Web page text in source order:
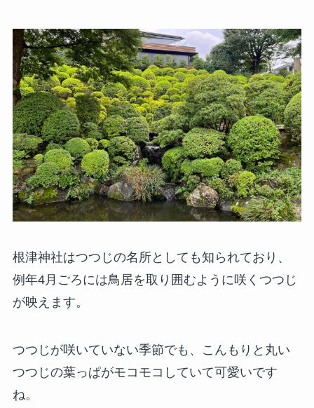
根津神社はつつじの名所としても知られており、
例年4月ごろには鳥居を取り囲むように咲くつつじ
が映えます。
つつじが咲いていない季節でも、こんもりと丸い
つつじの葉っぱがモコモコしていて可愛いです
ね。